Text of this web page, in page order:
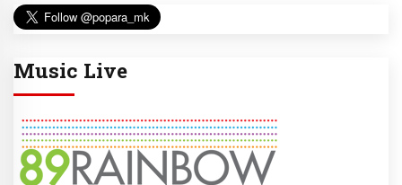
Music Live